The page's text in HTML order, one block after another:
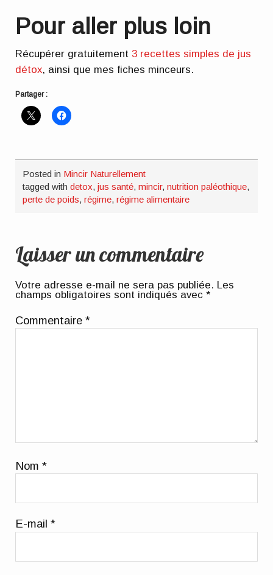
Pour aller plus loin
Récupérer gratuitement 3 recettes simples de jus
détox, ainsi que mes fiches minceurs.
Partager :
Posted in Mincir Naturellement
tagged withdetox,jus santé,mincir,nutrition paléothique,
perte de poids,régime,régime alimentaire
Laisser un commentaire
Votre adresse e-mail ne sera pas publiée. Les
champs obligatoires sont indiqués avec*
Commentaire*
Nom*
E-mail*